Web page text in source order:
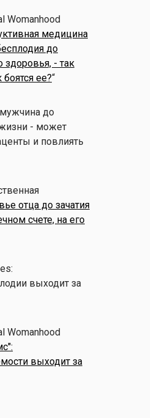
Womanhood
медицина
до
здоровья, - так
ее?“
до
жизни - может
и повлиять
отца до зачатия
счете, на его
выходит за
Womanhood
выходит за